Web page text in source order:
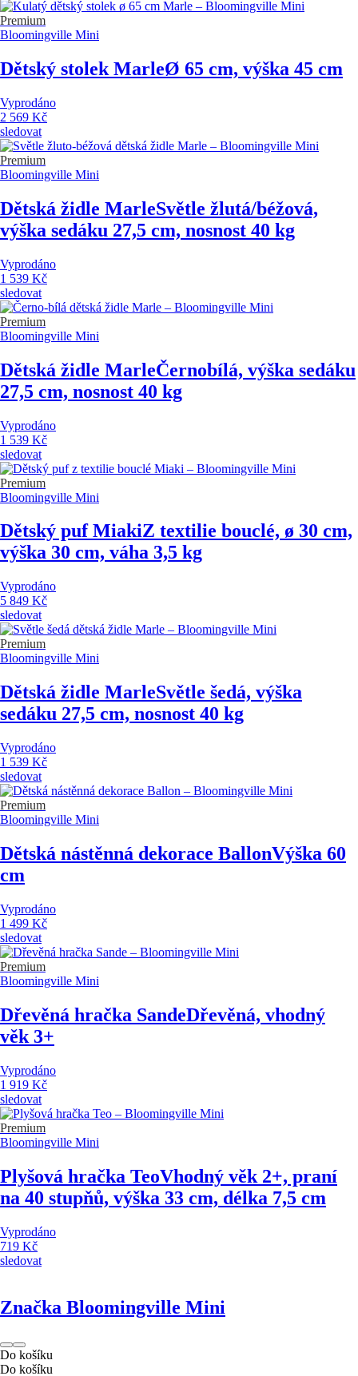
Premium
Bloomingville Mini
Dětský stolek MarleØ 65 cm, výška 45 cm
Vyprodáno
2 569 Kč
sledovat
Premium
Bloomingville Mini
Dětská židle MarleSvětle žlutá/béžová,
výška sedáku 27,5 cm, nosnost 40 kg
Vyprodáno
1 539 Kč
sledovat
Premium
Bloomingville Mini
Dětská židle MarleČernobílá, výška sedáku
27,5 cm, nosnost 40 kg
Vyprodáno
1 539 Kč
sledovat
Premium
Bloomingville Mini
Dětský puf MiakiZ textilie bouclé, ø 30 cm,
výška 30 cm, váha 3,5 kg
Vyprodáno
5 849 Kč
sledovat
Premium
Bloomingville Mini
Dětská židle MarleSvětle šedá, výška
sedáku 27,5 cm, nosnost 40 kg
Vyprodáno
1 539 Kč
sledovat
Premium
Bloomingville Mini
Dětská nástěnná dekorace BallonVýška 60
cm
Vyprodáno
1 499 Kč
sledovat
Premium
Bloomingville Mini
Dřevěná hračka SandeDřevěná, vhodný
věk 3+
Vyprodáno
1 919 Kč
sledovat
Premium
Bloomingville Mini
Plyšová hračka TeoVhodný věk 2+, praní
na 40 stupňů, výška 33 cm, délka 7,5 cm
Vyprodáno
719 Kč
sledovat
Značka Bloomingville Mini
Do košíku
Do košíku